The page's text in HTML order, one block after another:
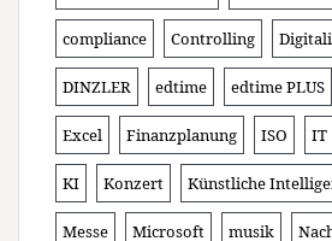
compliance Controlling
DINZLER edtime edtime PLUS
Excel Finanzplanung ISO IT
KI Konzert Künstliche
Messe Microsoft musik